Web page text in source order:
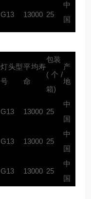
G13 13000 25
中
国
灯头型
号
平均寿
命
包装
产
地
(个/
箱)
G13 13000 25
中
国
G13 13000 25
中
国
G13 13000 25
中
国